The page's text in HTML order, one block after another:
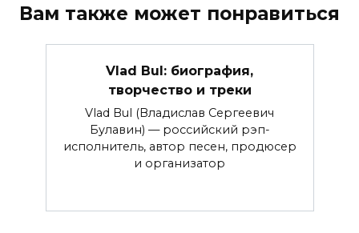
Вам также может понравиться
Vlad Bul: биография,
творчество и треки
Vlad Bul (Владислав Сергеевич
Булавин) — российский рэп-
исполнитель, автор песен, продюсер
и организатор